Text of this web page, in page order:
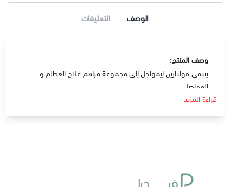
الوصف التعليقات
وصف المنتج:
ينتمي فولتارين إيمولجل إلى مجموعة مراهم علاج العظام و
المفاصل .
دواعي الإستعمال:
يستخدم ديكلوفيناك في علاج التهاب المفاصل و الأعصاب.
يدهن على المنطقة المراد علاجها و يدلك برفق من مرة إلى ثلاث
قراءة المزيد